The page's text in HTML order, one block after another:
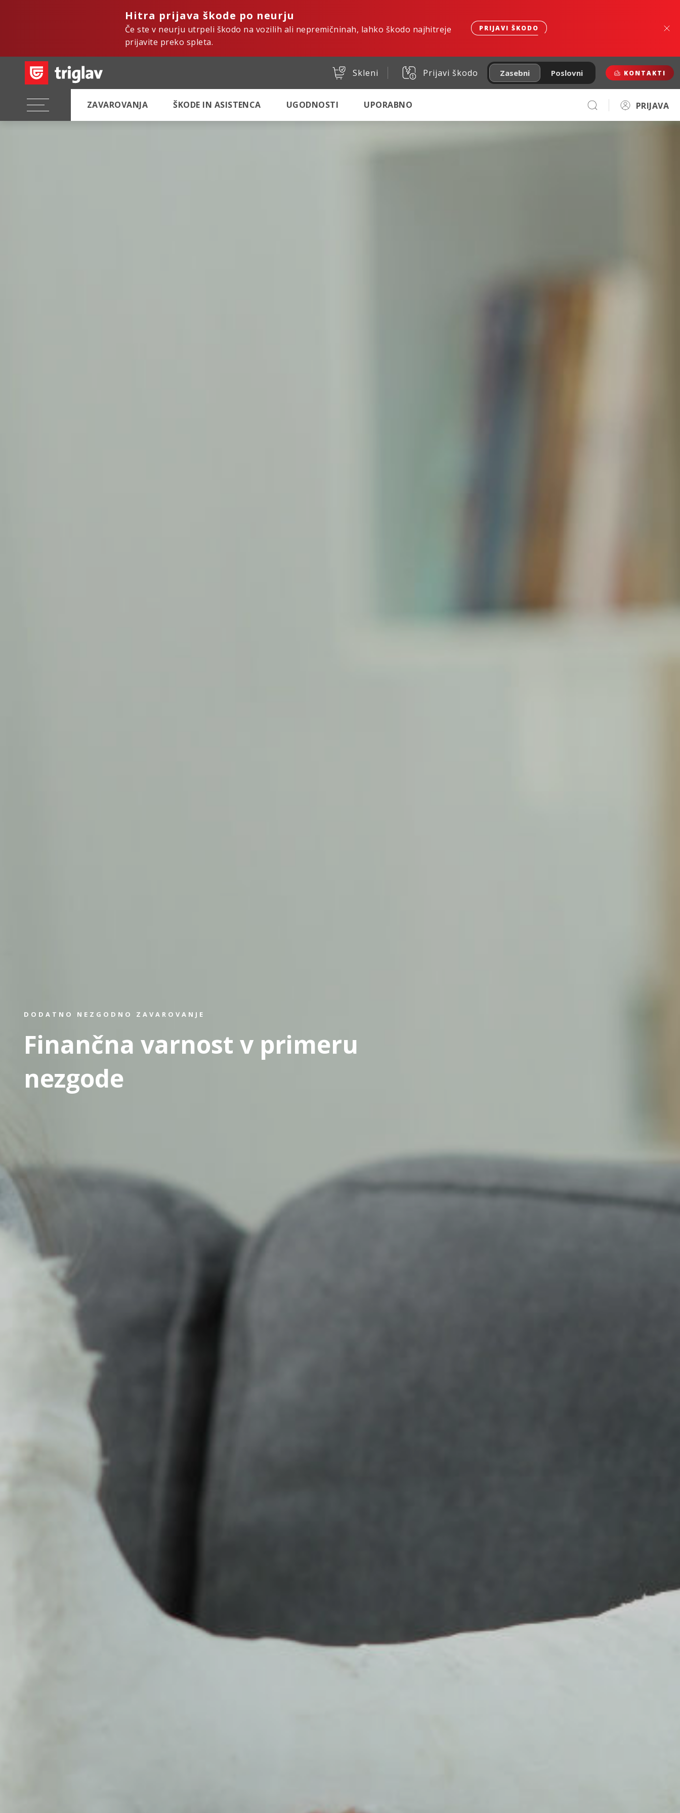
Hitra prijava škode po neurju
Če ste v neurju utrpeli škodo na vozilih ali nepremičninah, lahko škodo najhitreje
prijavite preko spleta.
PRIJAVI ŠKODO
Skleni Prijavi škodo Zasebni Poslovni KONTAKTI
ZAVAROVANJA ŠKODE IN ASISTENCA UGODNOSTI UPORABNO PRIJAVA
DODATNO NEZGODNO ZAVAROVANJE
Finančna varnost v primeru
nezgode